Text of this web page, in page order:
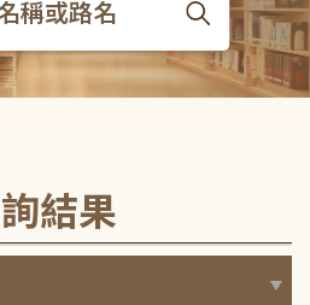
結果